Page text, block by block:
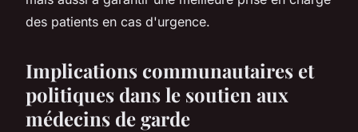
des patients en cas d'urgence.
Implications communautaires et
politiques dans le soutien aux
médecins de garde